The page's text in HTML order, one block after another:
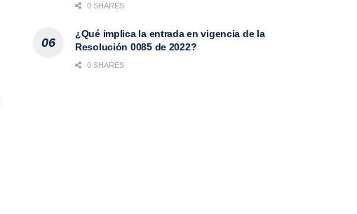
0 SHARES
¿Qué implica la entrada en vigencia de la
Resolución 0085 de 2022?
0 SHARES